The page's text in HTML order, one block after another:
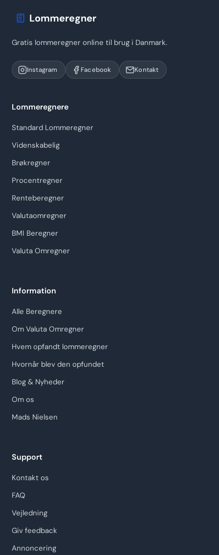
Lommeregner
Gratis lommeregner online til brug i Danmark.
Instagram Facebook Kontakt
Lommeregnere
Standard Lommeregner
Videnskabelig
Brøkregner
Procentregner
Renteberegner
Valutaomregner
BMI Beregner
Valuta Omregner
Information
Alle Beregnere
Om Valuta Omregner
Hvem opfandt lommeregner
Hvornår blev den opfundet
Blog & Nyheder
Om os
Mads Nielsen
Support
Kontakt os
FAQ
Vejledning
Giv feedback
Annoncering